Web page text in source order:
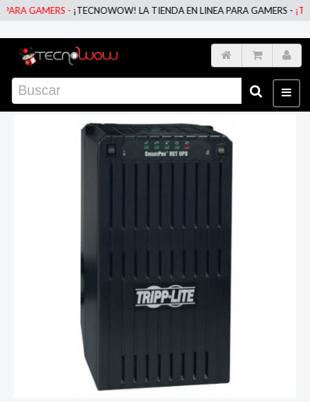
GAMERS -¡TECNOWOW! LA TIENDA EN LINEA PARA GAMERS -